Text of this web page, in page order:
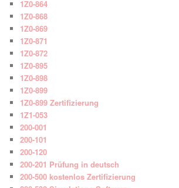
1Z0-864
1Z0-868
1Z0-869
1Z0-871
1Z0-872
1Z0-895
1Z0-898
1Z0-899
1Z0-899 Zertifizierung
1Z1-053
200-001
200-101
200-120
200-201 Prüfung in deutsch
200-500 kostenlos Zertifizierung